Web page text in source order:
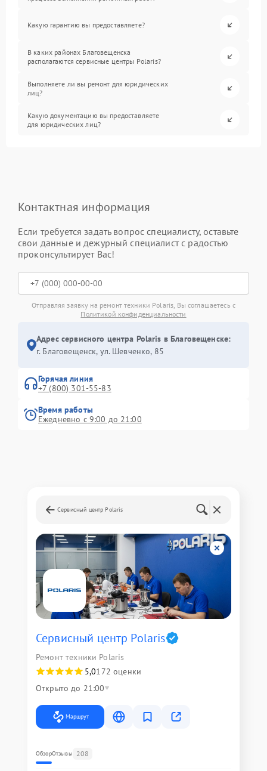
Какую гарантию вы предоставляете?
В каких районах Благовещенска
располагаются сервисные центры Polaris?
Выполняете ли вы ремонт для юридических
лиц?
Какую документацию вы предоставляете
для юридических лиц?
Контактная информация
Если требуется задать вопрос специалисту, оставьте
свои данные и дежурный специалист с радостью
проконсультирует Вас!
Отправляя заявку на ремонт техники Polaris, Вы соглашаетесь с
Политикой конфиденциальности
Адрес сервисного центра Polaris в Благовещенске:
г. Благовещенск, ул. Шевченко, 85
Горячая линия
+7 (800) 301-55-83
Время работы
Ежедневно с 9:00 до 21:00
Сервисный центр Polaris
Сервисный центр Polaris
Ремонт техники Polaris
5,0172 оценки
Открыто до 21:00
Маршрут
ОбзорОтзывы 208